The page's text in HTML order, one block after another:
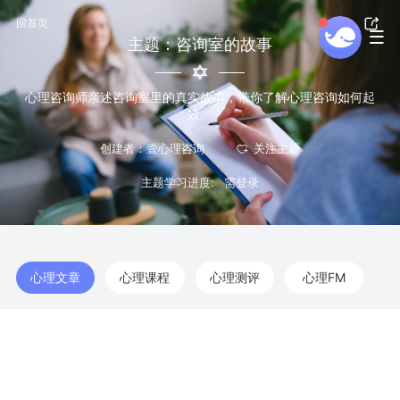
回首页
主题：咨询室的故事
心理咨询师亲述咨询室里的真实故事，带你了解心理咨询如何起
效。
创建者：壹心理咨询
主题学习进度:
心理文章 心理课程 心理测评 心理FM